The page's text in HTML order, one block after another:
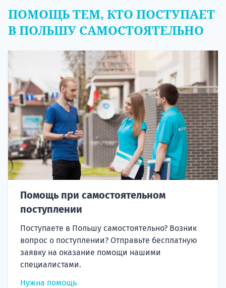
ПОМОЩЬ ТЕМ, КТО ПОСТУПАЕТ
В ПОЛЬШУ САМОСТОЯТЕЛЬНО
Помощь при самостоятельном
поступлении
Поступаете в Польшу самостоятельно? Возник
вопрос о поступлении? Отправьте бесплатную
заявку на оказание помощи нашими
специалистами.
Нужна помощь